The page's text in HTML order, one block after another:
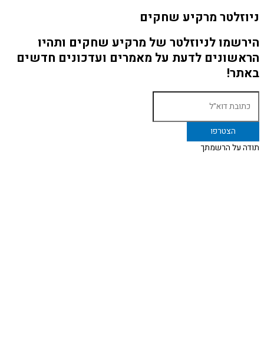
ניוזלטר מרקיע שחקים
הירשמו לניוזלטר של מרקיע שחקים ותהיו
הראשונים לדעת על מאמרים ועדכונים חדשים
באתר!
תודה על הרשמתך